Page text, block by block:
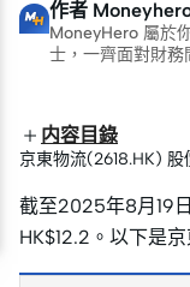
作者
MoneyHero 屬於
士，一齊面對財
内容目錄
京東物流(2618.HK) 股
截至2025年8月19
HK$12.2。以下是